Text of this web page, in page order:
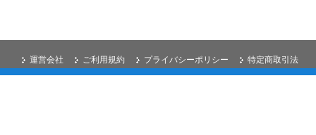
特定商取引法
プライバシーポリシー
ご利用規約
運営会社